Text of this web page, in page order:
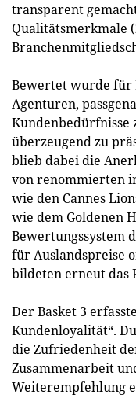
transparent
Qualitätsmerkmale
Bewertet wurde für
Agenturen,
Kundenbedürfnisse
überzeugend zu
blieb dabei die
von renommierten
wie den Cannes
wie dem Goldenen
Bewertungssystem
für Auslandspreise
bildeten erneut das
Der Basket 3
Kundenloyalität“.
die Zufriedenheit
Zusammenarbeit
Weiterempfehlung